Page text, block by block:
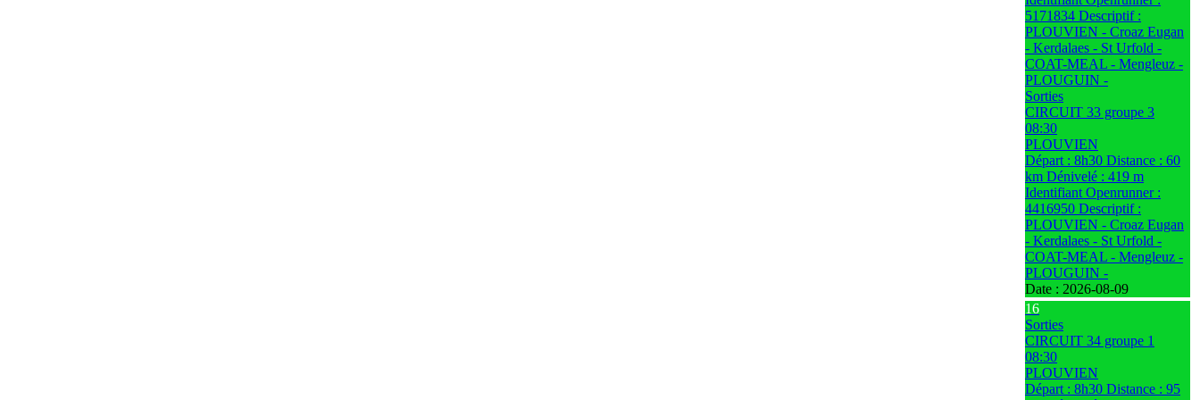
5171834 Descriptif :
PLOUVIEN - Croaz Eugan
- Kerdalaes - St Urfold -
COAT-MEAL - Mengleuz -
PLOUGUIN -
Sorties
CIRCUIT 33 groupe 3
08:30
PLOUVIEN
Départ : 8h30 Distance : 60
km Dénivelé : 419 m
Identifiant Openrunner :
4416950 Descriptif :
PLOUVIEN - Croaz Eugan
- Kerdalaes - St Urfold -
COAT-MEAL - Mengleuz -
PLOUGUIN -
Date : 2026-08-09
16
Sorties
CIRCUIT 34 groupe 1
08:30
PLOUVIEN
Départ : 8h30 Distance : 95